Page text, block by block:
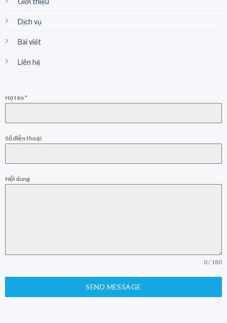
Dịch vụ
Bài viết
Liên hệ
Họ tên*
Số điện thoại
Nội dung
0 / 180
SEND MESSAGE